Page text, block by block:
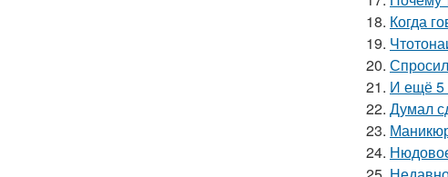
18. Когда
19.
20.
21. И ещё 5
22. Думал
23.
24.